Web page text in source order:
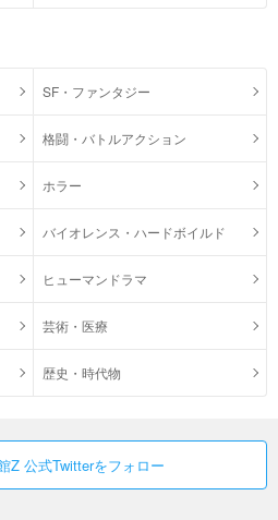
SF・ファンタジー
格闘・バトルアクション
ホラー
バイオレンス・ハードボイルド
ヒューマンドラマ
芸術・医療
歴史・時代物
Z 公式Twitterをフォロー